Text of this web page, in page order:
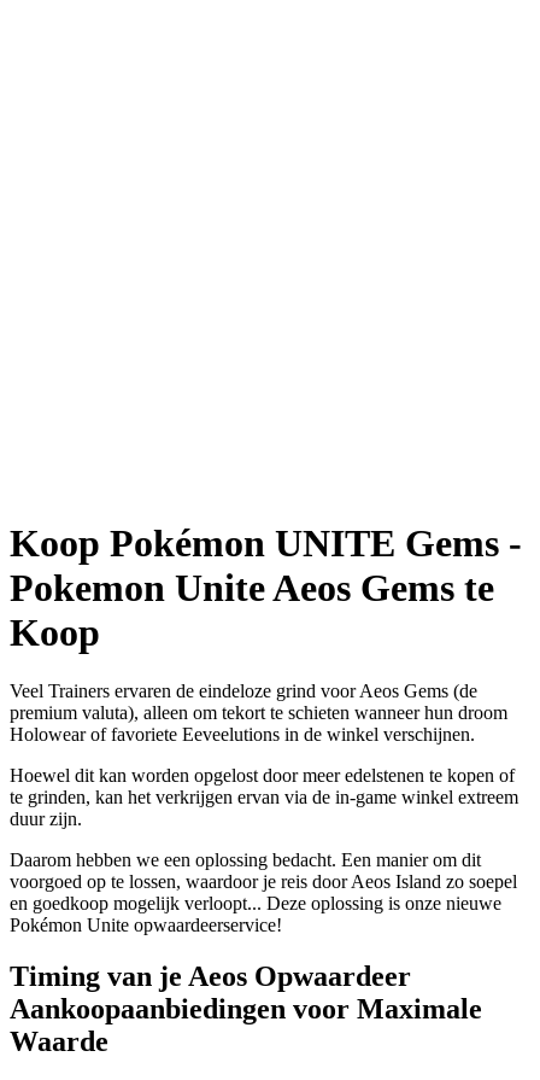
Koop Pokémon UNITE Gems -
Pokemon Unite Aeos Gems te
Koop
Veel Trainers ervaren de eindeloze grind voor Aeos Gems (de
premium valuta), alleen om tekort te schieten wanneer hun droom
Holowear of favoriete Eeveelutions in de winkel verschijnen.
Hoewel dit kan worden opgelost door meer edelstenen te kopen of
te grinden, kan het verkrijgen ervan via de in-game winkel extreem
duur zijn.
Daarom hebben we een oplossing bedacht. Een manier om dit
voorgoed op te lossen, waardoor je reis door Aeos Island zo soepel
en goedkoop mogelijk verloopt... Deze oplossing is onze nieuwe
Pokémon Unite opwaardeerservice!
Timing van je Aeos Opwaardeer
Aankoopaanbiedingen voor Maximale
Waarde